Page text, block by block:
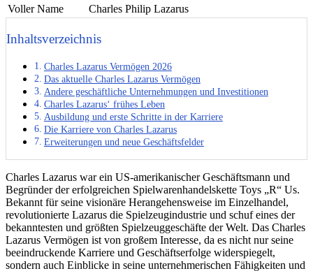
Voller Name
Charles Philip Lazarus
Inhaltsverzeichnis
Charles Lazarus Vermögen 2026
Das aktuelle Charles Lazarus Vermögen
Andere geschäftliche Unternehmungen und Investitionen
Charles Lazarus‘ frühes Leben
Ausbildung und erste Schritte in der Karriere
Die Karriere von Charles Lazarus
Erweiterungen und neue Geschäftsfelder
Charles Lazarus war ein US-amerikanischer Geschäftsmann und
Begründer der erfolgreichen Spielwarenhandelskette Toys „R“ Us.
Bekannt für seine visionäre Herangehensweise im Einzelhandel,
revolutionierte Lazarus die Spielzeugindustrie und schuf eines der
bekanntesten und größten Spielzeuggeschäfte der Welt. Das Charles
Lazarus Vermögen ist von großem Interesse, da es nicht nur seine
beeindruckende Karriere und Geschäftserfolge widerspiegelt,
sondern auch Einblicke in seine unternehmerischen Fähigkeiten und